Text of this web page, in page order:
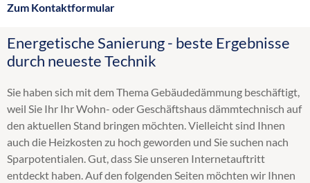
Energetische Sanierung - beste Ergebnisse
durch neueste Technik
Sie haben sich mit dem Thema Gebäudedämmung beschäftigt,
weil Sie Ihr Ihr Wohn- oder Geschäftshaus dämmtechnisch auf
den aktuellen Stand bringen möchten. Vielleicht sind Ihnen
auch die Heizkosten zu hoch geworden und Sie suchen nach
Sparpotentialen. Gut, dass Sie unseren Internetauftritt
entdeckt haben. Auf den folgenden Seiten möchten wir Ihnen
Gebäudedämmung
HK 33
Hohlraumdämmung
Innendämmung
Kellerdeckendämmung
Kerndämmung
Obergeschossdeckendämmung
Steicozell
Supafil
Zum Kontaktformular